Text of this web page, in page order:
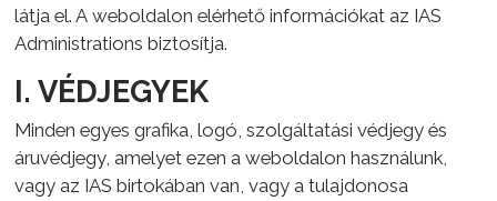
látja el. A weboldalon elérhető információkat az IAS
Administrations biztosítja.
I. VÉDJEGYEK
Minden egyes grafika, logó, szolgáltatási védjegy és
áruvédjegy, amelyet ezen a weboldalon használunk,
vagy az IAS birtokában van, vagy a tulajdonosa